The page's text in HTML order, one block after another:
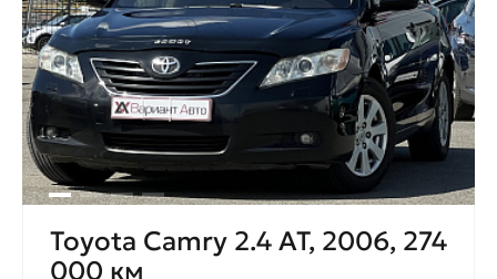
Toyota Camry 2.4 AT, 2006, 274
000 км